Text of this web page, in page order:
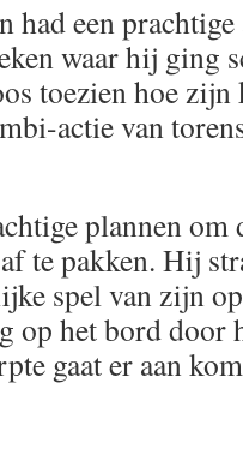
had een
waar hij ging
toezien hoe
actie van
plannen om
te pakken. Hij
spel van zijn
op het bord door
gaat er aan